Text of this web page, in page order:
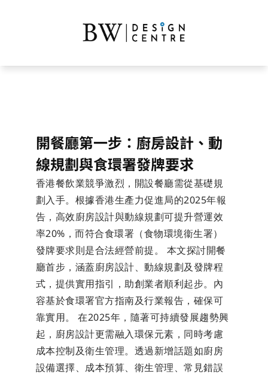
開餐廳第一步：廚房設計、動
線規劃與食環署發牌要求
香港餐飲業競爭激烈，開設餐廳需從基礎規
劃入手。根據香港生產力促進局的2025年報
告，高效廚房設計與動線規劃可提升營運效
率20%，而符合食環署（食物環境衞生署）
發牌要求則是合法經營前提。 本文探討開餐
廳首步，涵蓋廚房設計、動線規劃及發牌程
式，提供實用指引，助創業者順利起步。內
容基於食環署官方指南及行業報告，確保可
靠實用。 在2025年，隨著可持續發展趨勢興
起，廚房設計更需融入環保元素，同時考慮
成本控制及衛生管理。透過新增話題如廚房
設備選擇、成本預算、衛生管理、常見錯誤